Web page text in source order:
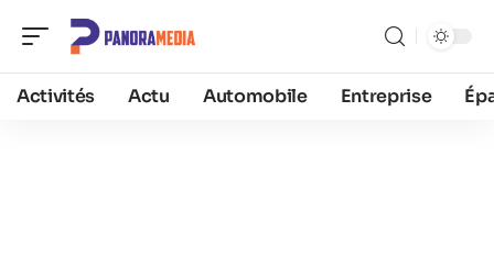
Activités Actu Automobile Entreprise